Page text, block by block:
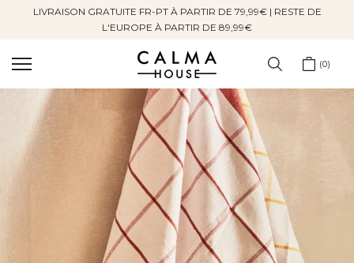
SauterLIVRAISON GRATUITE FR-PT À PARTIR DE 79,99€ | RESTE DE
L'EUROPE À PARTIR DE 89,99€
0